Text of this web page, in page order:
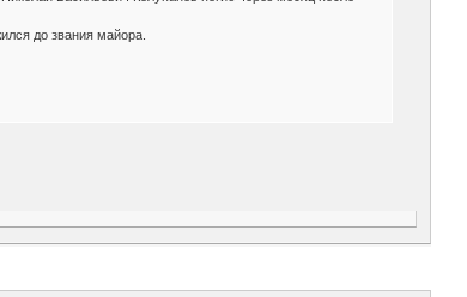
до звания майора.